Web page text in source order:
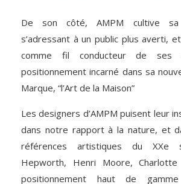
De son côté, AMPM cultive
s’adressant à un public plus averti,
comme fil conducteur de ses
positionnement incarné dans sa
Marque, “l’Art de la Maison”
Les designers d’AMPM puisent leur
dans notre rapport à la nature, et
références artistiques du XXe
Hepworth, Henri Moore,
positionnement haut de